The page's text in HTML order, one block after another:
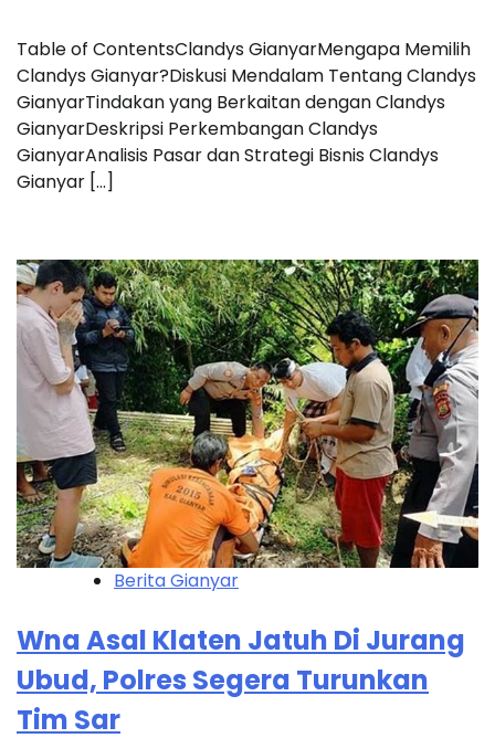
Table of ContentsClandys GianyarMengapa Memilih
Clandys Gianyar?Diskusi Mendalam Tentang Clandys
GianyarTindakan yang Berkaitan dengan Clandys
GianyarDeskripsi Perkembangan Clandys
GianyarAnalisis Pasar dan Strategi Bisnis Clandys
Gianyar […]
Berita Gianyar
Wna Asal Klaten Jatuh Di Jurang
Ubud, Polres Segera Turunkan
Tim Sar